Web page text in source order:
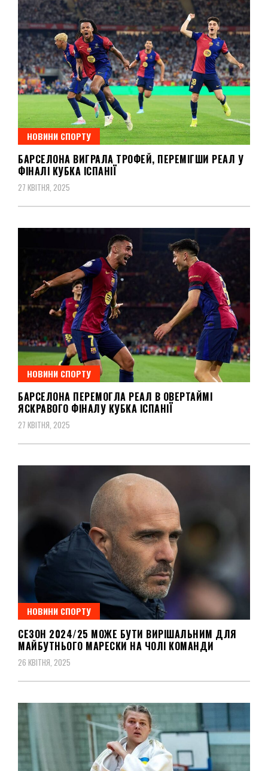
НОВИНИ СПОРТУ
БАРСЕЛОНА ВИГРАЛА ТРОФЕЙ, ПЕРЕМІГШИ РЕАЛ У
ФІНАЛІ КУБКА ІСПАНІЇ
27 КВІТНЯ, 2025
НОВИНИ СПОРТУ
БАРСЕЛОНА ПЕРЕМОГЛА РЕАЛ В ОВЕРТАЙМІ
ЯСКРАВОГО ФІНАЛУ КУБКА ІСПАНІЇ
27 КВІТНЯ, 2025
НОВИНИ СПОРТУ
СЕЗОН 2024/25 МОЖЕ БУТИ ВИРІШАЛЬНИМ ДЛЯ
МАЙБУТНЬОГО МАРЕСКИ НА ЧОЛІ КОМАНДИ
26 КВІТНЯ, 2025